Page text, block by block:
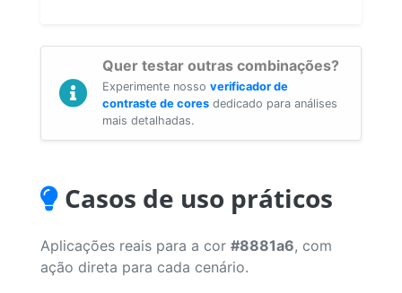
Quer testar outras combinações?
Experimente nosso verificador de
contraste de cores dedicado para análises
mais detalhadas.
Casos de uso práticos
Aplicações reais para a cor #8881a6, com
ação direta para cada cenário.